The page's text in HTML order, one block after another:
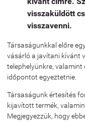
visszaküldött
visszavenni.
Társaságunkkal előre
vásárló a javítani kívánt
telephelyünkre, valamint
időpontot egyeztetnie.
Társaságunk értesítés
kijavított termék,
Megjegyezzük, hogy